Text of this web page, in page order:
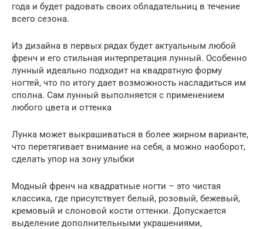
года и будет радовать своих обладательниц в течение
всего сезона.
Из дизайна в первых рядах будет актуальным любой
френч и его стильная интерпретация лунный. Особенно
лунный идеально подходит на квадратную форму
ногтей, что по итогу дает возможность насладиться им
сполна. Сам лунный выполняется с применением
любого цвета и оттенка
Лунка может выкрашиваться в более жирном варианте,
что перетягивает внимание на себя, а можно наоборот,
сделать упор на зону улыбки
Модный френч на квадратные ногти – это чистая
классика, где присутствует белый, розовый, бежевый,
кремовый и слоновой кости оттенки. Допускается
выделение дополнительными украшениями,